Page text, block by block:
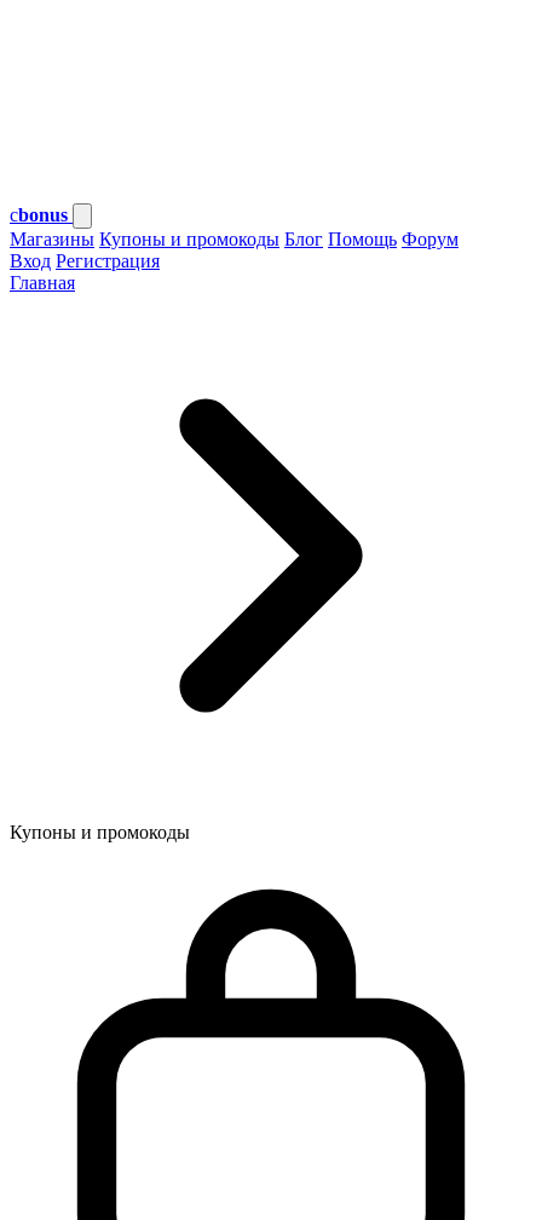
cbonus
Магазины Купоны и промокоды Блог Помощь Форум
Вход Регистрация
Главная
Купоны и промокоды